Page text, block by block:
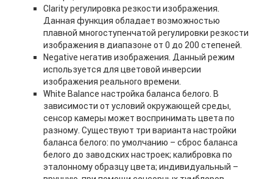
Clarity регулировка резкости изображения.
Данная функция обладает возможностью
плавной многоступенчатой регулировки резкости
изображения в диапазоне от 0 до 200 степеней.
Negative негатив изображения. Данный режим
используется для цветовой инверсии
изображения реального времени.
White Balance настройка баланса белого. В
зависимости от условий окружающей среды,
сенсор камеры может воспринимать цвета по
разному. Существуют три варианта настройки
баланса белого: по умолчанию – сброс баланса
белого до заводских настроек; калибровка по
эталонному образцу цвета; индивидуальный –